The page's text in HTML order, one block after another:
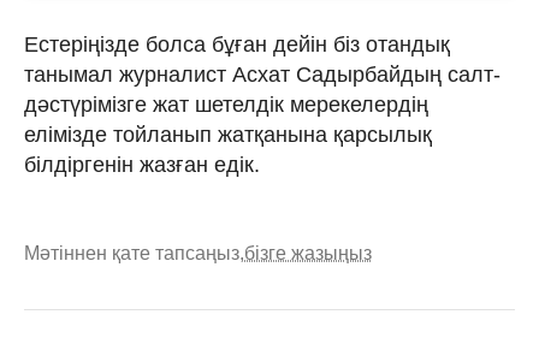
Естеріңізде болса бұған дейін біз отандық
танымал журналист Асхат Садырбайдың салт-
дәстүрімізге жат шетелдік мерекелердің
елімізде тойланып жатқанына қарсылық
білдіргенін жазған едік.
Мәтіннен қате тапсаңыз,бізге жазыңыз